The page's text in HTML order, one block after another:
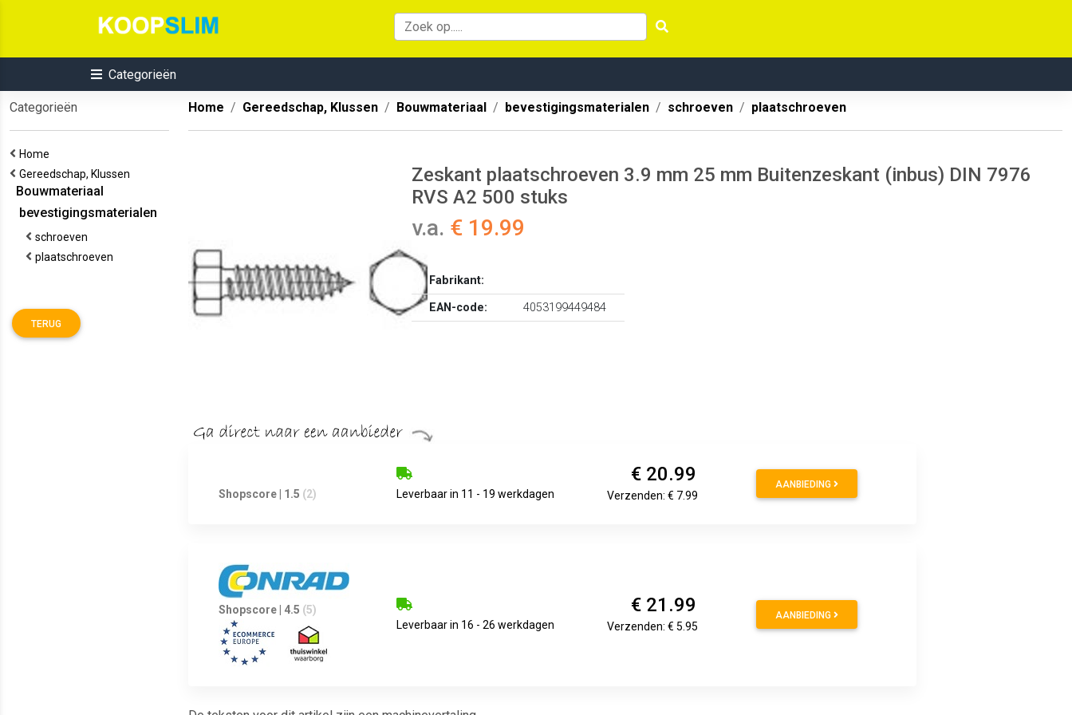
Categorieën
Categorieën
Home
Gereedschap, Klussen
Bouwmateriaal
bevestigingsmaterialen
schroeven
plaatschroeven
TERUG
Home Gereedschap, Klussen Bouwmateriaal bevestigingsmaterialen schroeven plaatschroeven
Zeskant plaatschroeven 3.9 mm 25 mm Buitenzeskant (inbus) DIN 7976
RVS A2 500 stuks
v.a. € 19.99
Fabrikant:
EAN-code:
4053199449484
Shopscore | 1.5 (2) Leverbaar in 11 - 19 werkdagen
€ 20.99
Verzenden: € 7.99
AANBIEDING
Shopscore | 4.5 (5)
Leverbaar in 16 - 26 werkdagen
€ 21.99
Verzenden: € 5.95
AANBIEDING